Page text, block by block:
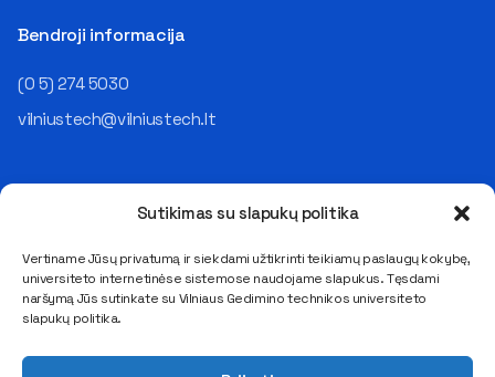
Sutikimas su slapukų politika
Vertiname Jūsų privatumą ir siekdami užtikrinti teikiamų paslaugų kokybę,
universiteto internetinėse sistemose naudojame slapukus. Tęsdami
naršymą Jūs sutinkate su Vilniaus Gedimino technikos universiteto
slapukų politika.
Bendroji informacija
(0 5) 274 5030
vilniustech@vilniustech.lt
Saulėtekio al. 11, LT-10223 Vilnius
E. pristatymo dėžutės adresas 111950243
Kodas 111950243, PVM mokėtojo kodas LT119502413